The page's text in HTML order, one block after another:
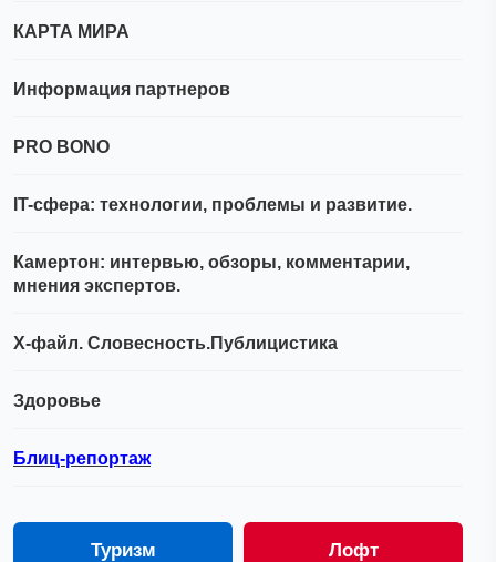
КАРТА МИРА
Информация партнеров
PRO BONO
IT-сфера: технологии, проблемы и развитие.
Камертон: интервью, обзоры, комментарии,
мнения экспертов.
Х-файл. Словесность.Публицистика
Здоровье
Блиц-репортаж
Туризм Лофт